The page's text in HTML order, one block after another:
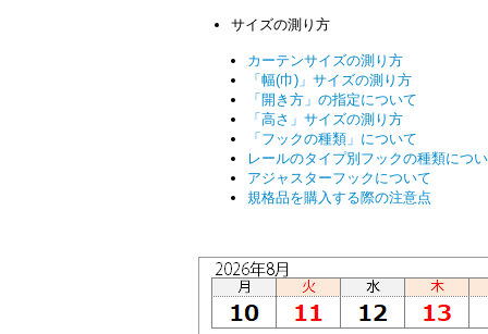
サイズの測り方
カーテンサイズの測り方
「幅(巾)」サイズの測り方
「開き方」の指定について
「高さ」サイズの測り方
「フックの種類」について
レールのタイプ別フックの種類につ
アジャスターフックについて
規格品を購入する際の注意点